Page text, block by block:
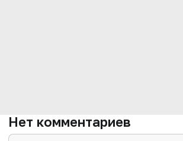
Нет комментариев